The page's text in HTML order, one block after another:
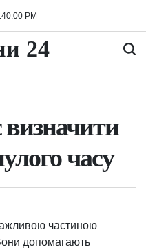
:40:01 PM
24
часу
частиною
допомагають